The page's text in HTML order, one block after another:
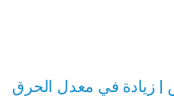
| زيادة في معدل الحرق